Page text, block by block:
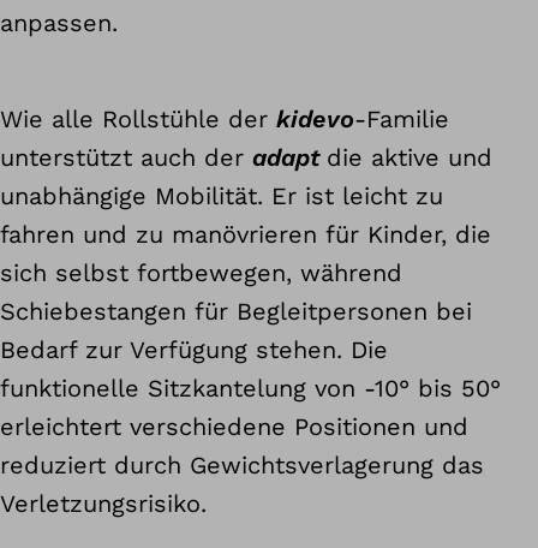
anpassen.
Wie alle Rollstühle der kidevo-Familie
unterstützt auch der adapt die aktive und
unabhängige Mobilität. Er ist leicht zu
fahren und zu manövrieren für Kinder, die
sich selbst fortbewegen, während
Schiebestangen für Begleitpersonen bei
Bedarf zur Verfügung stehen. Die
funktionelle Sitzkantelung von -10° bis 50°
erleichtert verschiedene Positionen und
reduziert durch Gewichtsverlagerung das
Verletzungsrisiko.